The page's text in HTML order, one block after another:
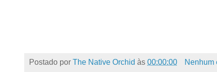
Postado por The Native Orchid às 00:00:00
Nenhum